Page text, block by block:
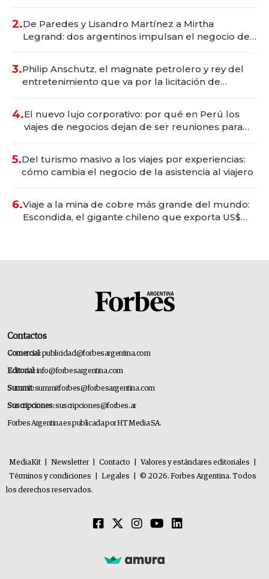
2.De Paredes y Lisandro Martínez a Mirtha
Legrand: dos argentinos impulsan el negocio del
3.Philip Anschutz, el magnate petrolero y rey del
entretenimiento que va por la licitación de
4.El nuevo lujo corporativo: por qué en Perú los
viajes de negocios dejan de ser reuniones para
5.Del turismo masivo a los viajes por experiencias:
cómo cambia el negocio de la asistencia al viajero
6.Viaje a la mina de cobre más grande del mundo:
Escondida, el gigante chileno que exporta US$
Contactos
Comercial:publicidad@forbesargentina.com
Editorial:info@forbesargentina.com
Summit:summitforbes@forbesargentina.com
Suscripciones:suscripciones@forbes.ar
Forbes Argentina es publicada por HT Media SA.
MediaKit Newsletter Contacto Valores y estándares editoriales
Términos y condiciones
Legales
© 2026. Forbes Argentina. Todos
los derechos reservados.